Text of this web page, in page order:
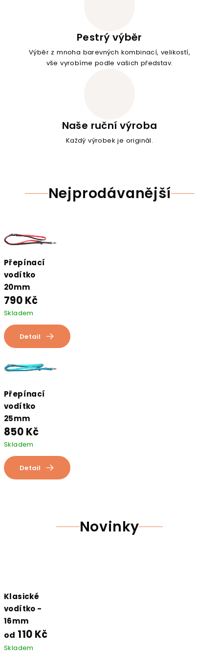
Pestrý výběr
Výběr z mnoha barevných kombinací, velikostí,
vše vyrobíme podle vašich představ.
Naše ruční výroba
Každý výrobek je originál.
Nejprodávanější
Přepínací
vodítko
20mm
790 Kč
Skladem
Detail
Přepínací
vodítko
25mm
850 Kč
Skladem
Detail
Novinky
Klasické
vodítko -
16mm
od 110 Kč
Skladem